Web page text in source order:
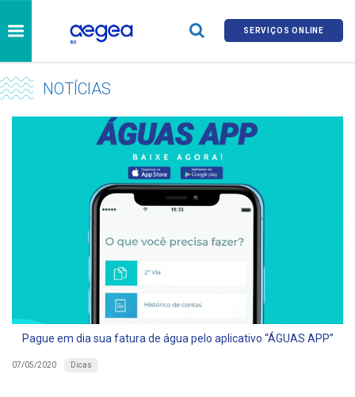
SERVIÇOS ONLINE
NOTÍCIAS
Pague em dia sua fatura de água pelo aplicativo “ÁGUAS APP”
07/05/2020 Dicas